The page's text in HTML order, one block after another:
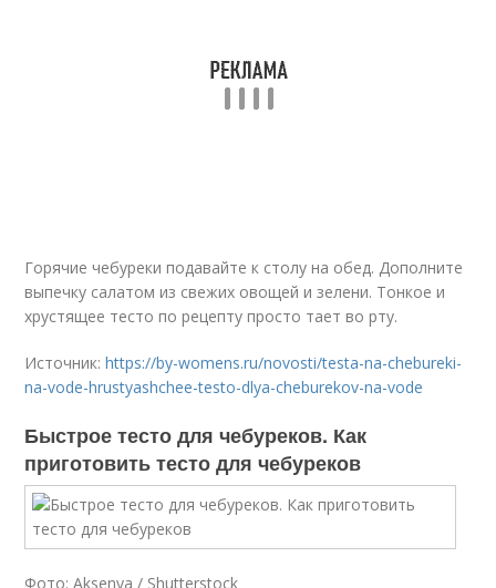
Горячие чебуреки подавайте к столу на обед. Дополните
выпечку салатом из свежих овощей и зелени. Тонкое и
хрустящее тесто по рецепту просто тает во рту.
Источник:https://by-womens.ru/novosti/testa-na-chebureki-
na-vode-hrustyashchee-testo-dlya-cheburekov-na-vode
Быстрое тесто для чебуреков. Как
приготовить тесто для чебуреков
Фото: Aksenya / Shutterstock